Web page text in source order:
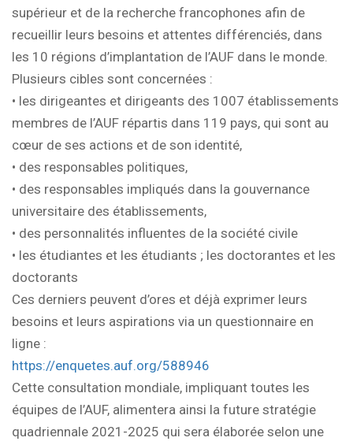
supérieur et de la recherche francophones afin de
recueillir leurs besoins et attentes différenciés, dans
les 10 régions d’implantation de l’AUF dans le monde.
Plusieurs cibles sont concernées :
• les dirigeantes et dirigeants des 1007 établissements
membres de l’AUF répartis dans 119 pays, qui sont au
cœur de ses actions et de son identité,
• des responsables politiques,
• des responsables impliqués dans la gouvernance
universitaire des établissements,
• des personnalités influentes de la société civile
• les étudiantes et les étudiants ; les doctorantes et les
doctorants
Ces derniers peuvent d’ores et déjà exprimer leurs
besoins et leurs aspirations via un questionnaire en
ligne :
https://enquetes.auf.org/588946
Cette consultation mondiale, impliquant toutes les
équipes de l’AUF, alimentera ainsi la future stratégie
quadriennale 2021-2025 qui sera élaborée selon une